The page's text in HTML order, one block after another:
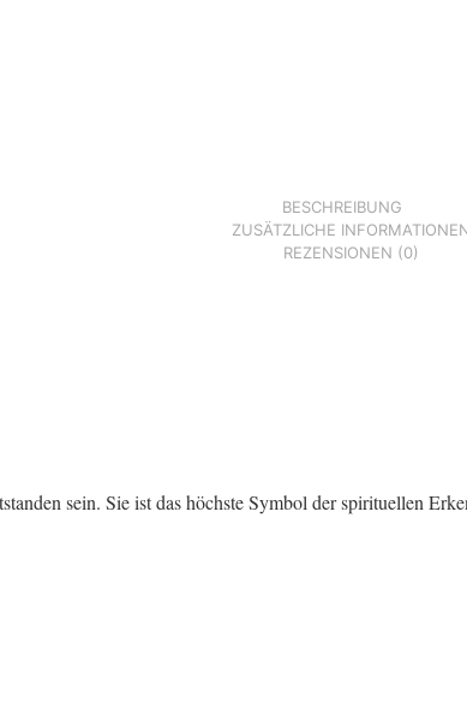
BESCHREIBUNG
ZUSÄTZLICHE
REZENSIONEN (0)
sein. Sie ist das höchste Symbol der spirituellen